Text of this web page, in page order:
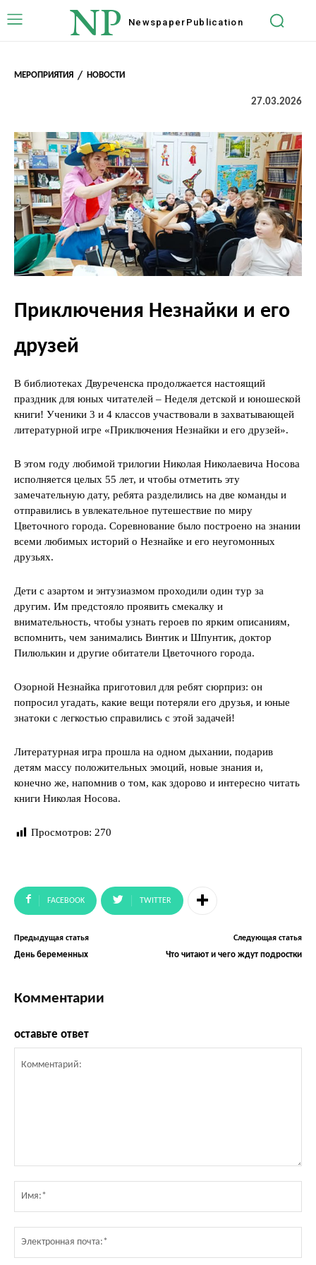
NP Newspaper Publication
МЕРОПРИЯТИЯ НОВОСТИ
27.03.2026
Приключения Незнайки и его
друзей
В библиотеках Двуреченска продолжается настоящий
праздник для юных читателей – Неделя детской и юношеской
книги! Ученики 3 и 4 классов участвовали в захватывающей
литературной игре «Приключения Незнайки и его друзей».
В этом году любимой трилогии Николая Николаевича Носова
исполняется целых 55 лет, и чтобы отметить эту
замечательную дату, ребята разделились на две команды и
отправились в увлекательное путешествие по миру
Цветочного города. Соревнование было построено на знании
всеми любимых историй о Незнайке и его неугомонных
друзьях.
Дети с азартом и энтузиазмом проходили один тур за
другим. Им предстояло проявить смекалку и
внимательность, чтобы узнать героев по ярким описаниям,
вспомнить, чем занимались Винтик и Шпунтик, доктор
Пилюлькин и другие обитатели Цветочного города.
Озорной Незнайка приготовил для ребят сюрприз: он
попросил угадать, какие вещи потеряли его друзья, и юные
знатоки с легкостью справились с этой задачей!
Литературная игра прошла на одном дыхании, подарив
детям массу положительных эмоций, новые знания и,
конечно же, напомнив о том, как здорово и интересно читать
книги Николая Носова.
Просмотров: 270
FACEBOOK TWITTER
Предыдущая статья
День беременных
Следующая статья
Что читают и чего ждут подростки
Комментарии
оставьте ответ